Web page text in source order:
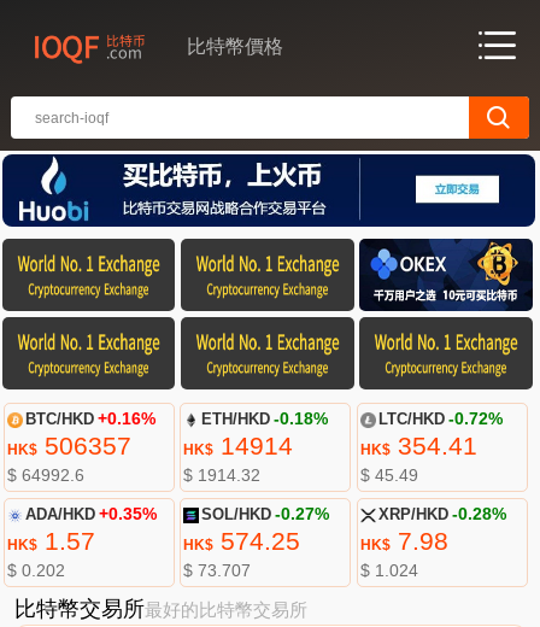
比特幣價格
BTC/HKD +0.16%
HK$506357
$ 64992.6
ETH/HKD -0.18%
HK$ 14914
$ 1914.32
LTC/HKD -0.72%
HK$354.41
$ 45.49
ADA/HKD +0.35%
HK$1.57
$ 0.202
SOL/HKD -0.27%
HK$ 574.25
$ 73.707
XRP/HKD -0.28%
HK$7.98
$ 1.024
比特幣交易所最好的比特幣交易所